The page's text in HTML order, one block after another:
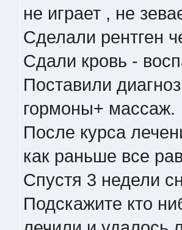
не играет , не
Сделали рентген
Сдали кровь -
Поставили
гормоны+ массаж.
После курса
как раньше все
Спустя 3 недели
Подскажите кто